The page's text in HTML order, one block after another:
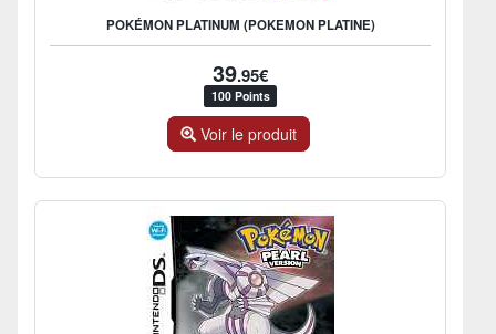
POKÉMON PLATINUM (POKEMON PLATINE)
39.95€
100 Points
Voir le produit